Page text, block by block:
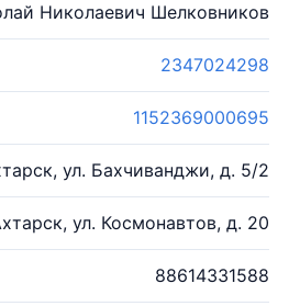
Николаевич Шелковников
2347024298
1152369000695
ул. Бахчиванджи, д. 5/2
ул. Космонавтов, д. 20
88614331588